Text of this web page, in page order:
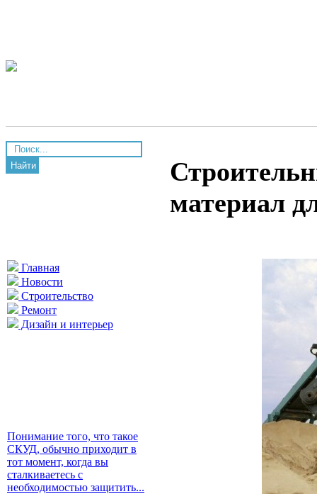
Найти
Главная
Новости
Строительство
Ремонт
Дизайн и интерьер
Понимание того, что такое
СКУД, обычно приходит в
тот момент, когда вы
сталкиваетесь с
необходимостью защитить...
материал